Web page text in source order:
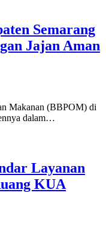
Semarang
Jajan Aman
Makanan (BBPOM) di
dalam…
Layanan
KUA